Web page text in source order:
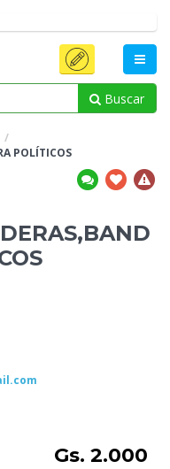
Buscar
POLÍTICOS
Gs. 2.000